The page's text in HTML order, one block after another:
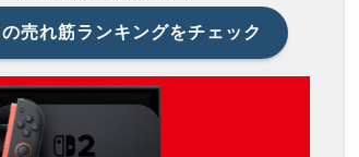
売れ筋ランキングをチェック